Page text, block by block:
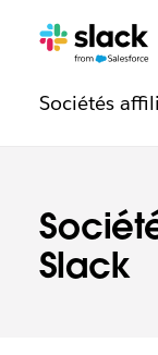
Slack
Navigation
légale
Pages
Sociétés